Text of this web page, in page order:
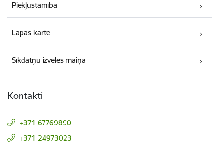
Piekļūstamība
Lapas karte
Sīkdatņu izvēles maiņa
Kontakti
+371 67769890
+371 24973023